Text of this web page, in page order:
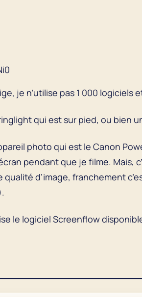
je n’utilise pas 1 000
qui est sur pied, ou bien
photo qui est le Canon
pendant que je filme. Mais,
d’image, franchement
le logiciel Screenflow